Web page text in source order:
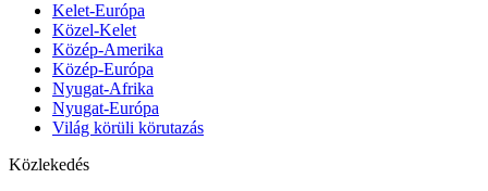
Kelet-Európa
Közel-Kelet
Közép-Amerika
Közép-Európa
Nyugat-Afrika
Nyugat-Európa
Világ körüli körutazás
Közlekedés